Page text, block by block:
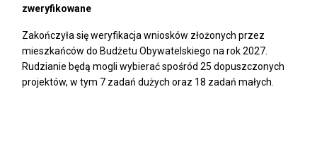
zweryfikowane
Zakończyła się weryfikacja wniosków złożonych przez
mieszkańców do Budżetu Obywatelskiego na rok 2027.
Rudzianie będą mogli wybierać spośród 25 dopuszczonych
projektów, w tym 7 zadań dużych oraz 18 zadań małych.